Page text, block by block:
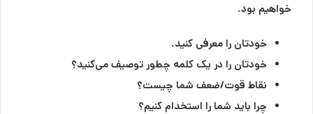
خواهیم بود.
خودتان را معرفی کنید.
خودتان را در یک کلمه چطور توصیف می‌کنید؟
نقاط قوت/ضعف شما چیست؟
چرا باید شما را استخدام کنیم؟